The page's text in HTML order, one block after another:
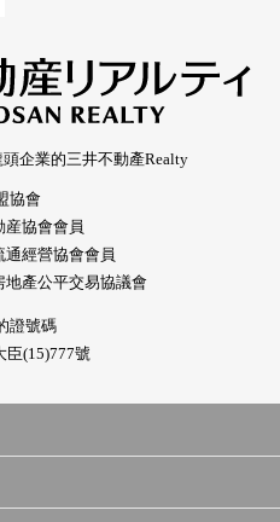
企業的三井不動產Realty
協會
産協會會員
通經營協會會員
地產公平交易協議會
證號碼
臣(15)777號